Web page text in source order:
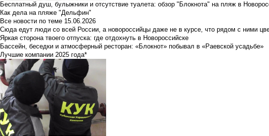
Бесплатный душ, булыжники и отсутствие туалета: обзор "Блокнота" на пляж в
Как дела на пляже "Дельфин"
Все новости по теме 15.06.2026
Сюда едут люди со всей России, а новороссийцы даже не в курсе, что рядом с ними
Яркая сторона твоего отпуска: где отдохнуть в Новороссийске
Бассейн, беседки и атмосферный ресторан: «Блокнот» побывал в «Раевской усадьбе»
Лучшие компании 2025 года*